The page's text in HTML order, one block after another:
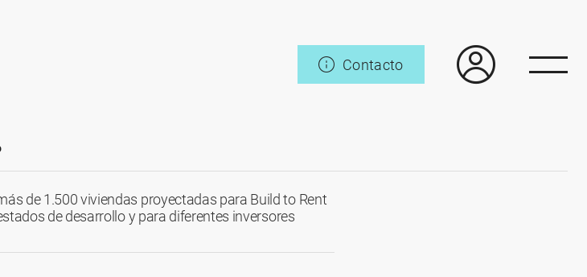
Contacto
de 1.500 viviendas proyectadas para Build to Rent
de desarrollo y para diferentes inversores